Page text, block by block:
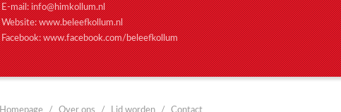
E-mail:info@himkollum.nl
Website:www.beleefkollum.nl
Facebook:www.facebook.com/beleefkollum